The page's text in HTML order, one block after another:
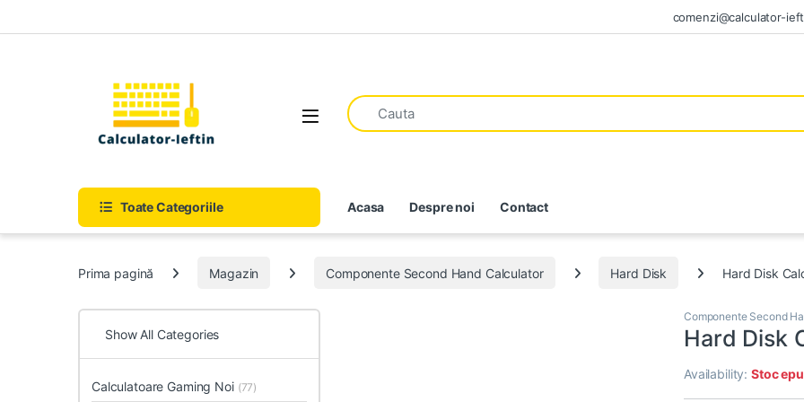
comenzi@calculator-
Open
Toate Categoriile Acasa Despre noi Contact
Prima pagină Magazin Componente Second Hand Calculator Hard Disk Hard Disk
Componente Second
Hard Disk
Availability:Stoc
Show All Categories
Calculatoare Gaming Noi (77)